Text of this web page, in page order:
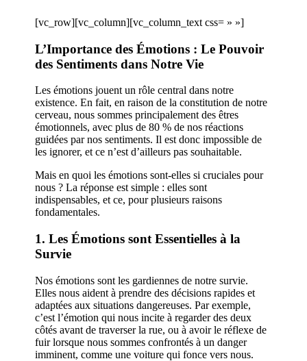
[vc_row][vc_column][vc_column_text css= » »]
L’Importance des Émotions : Le Pouvoir
des Sentiments dans Notre Vie
Les émotions jouent un rôle central dans notre
existence. En fait, en raison de la constitution de notre
cerveau, nous sommes principalement des êtres
émotionnels, avec plus de 80 % de nos réactions
guidées par nos sentiments. Il est donc impossible de
les ignorer, et ce n’est d’ailleurs pas souhaitable.
Mais en quoi les émotions sont-elles si cruciales pour
nous ? La réponse est simple : elles sont
indispensables, et ce, pour plusieurs raisons
fondamentales.
1. Les Émotions sont Essentielles à la
Survie
Nos émotions sont les gardiennes de notre survie.
Elles nous aident à prendre des décisions rapides et
adaptées aux situations dangereuses. Par exemple,
c’est l’émotion qui nous incite à regarder des deux
côtés avant de traverser la rue, ou à avoir le réflexe de
fuir lorsque nous sommes confrontés à un danger
imminent, comme une voiture qui fonce vers nous.